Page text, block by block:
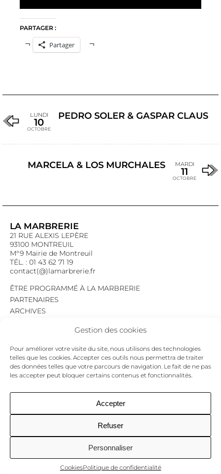
Gestion des cookies
Pour améliorer votre visite du site, nous utilisons des technologies
telles que les cookies. Accepter ces outils nous permettra de traiter
des données telles que votre parcours de navigation. Le fait de ne pas
les accepter peut bloquer certains contenus et fonctionnalités.
Accepter
Refuser
Personnaliser
CookiesPolitique de confidentialité
PARTAGER :
Partager
LUNDI
10
OCTOBRE
PEDRO SOLER & GASPAR CLAUS
MARCELA & LOS MURCHALES MARDI
11
OCTOBRE
LA MARBRERIE
21 RUE ALEXIS LEPÈRE
93100 MONTREUIL
M°9 Mairie de Montreuil
TÉL. : 01 43 62 71 19
contact(@)lamarbrerie.fr
ÊTRE PROGRAMMÉ À LA MARBRERIE
PARTENAIRES
ARCHIVES
MENTIONS LÉGALES
POLITIQUE DE CONFIDENTIALITÉ
COOKIES
NEWSLETTER
pour ne jamais passer à côté d’un événement.